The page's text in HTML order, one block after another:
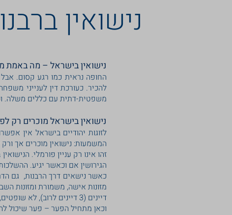
נישואין
נישואין בישראל – מה באמת
החופה נראית כמו רגע קסום.
להכיר. כעורכת דין לענייני
משפטית-דתית עם כללים משלה.
נישואין בישראל מוכרים רק
לזוגות יהודיים בישראל אין
המשמעות: נישואין מוכרים אך
זהו אינו רק עניין פורמלי.
הגירושין אם וכאשר יגיע.
כאשר נישאים דרך הרבנות, גם
מזונות אישה, משמורת ומזונות
דיינים (3 דיינים לרוב), לא שופטים, שפוסקים לפי עקרונות ההלכה, לא מחויבים לתקדימים. עם כפיפות מסוימת לדין האזרחי.
וכאן מתחיל הפער – פער שיכול